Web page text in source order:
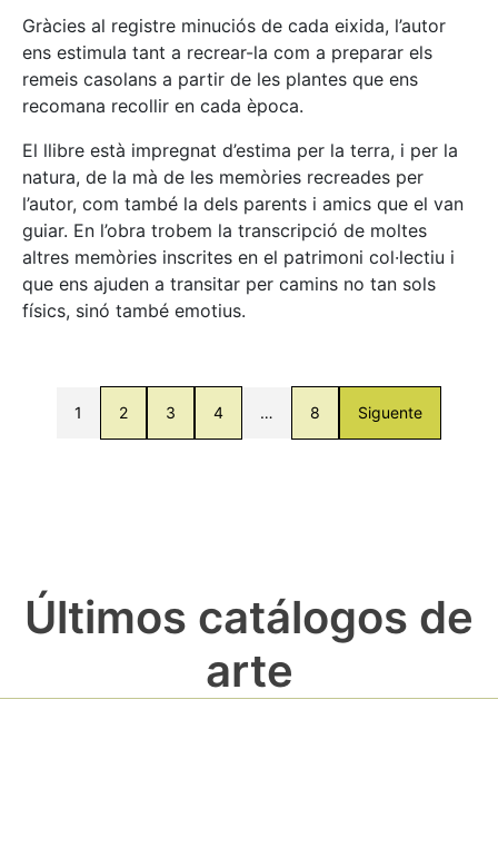
Gràcies al registre minuciós de cada eixida, l’autor
ens estimula tant a recrear-la com a preparar els
remeis casolans a partir de les plantes que ens
recomana recollir en cada època.
El llibre està impregnat d’estima per la terra, i per la
natura, de la mà de les memòries recreades per
l’autor, com també la dels parents i amics que el van
guiar. En l’obra trobem la transcripció de moltes
altres memòries inscrites en el patrimoni col·lectiu i
que ens ajuden a transitar per camins no tan sols
físics, sinó també emotius.
1 2 3 4 … 8 Siguente
Últimos catálogos de
arte